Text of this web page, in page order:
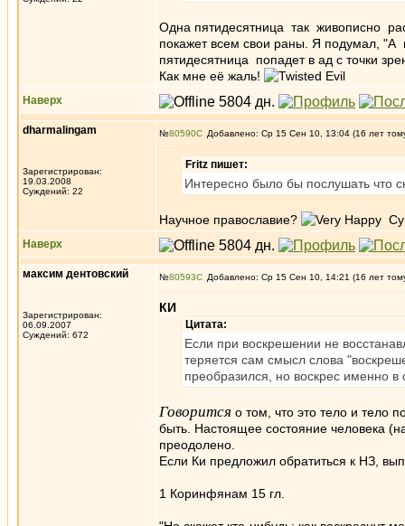
Одна пятидесятница так живописно
покажет всем свои раны. Я подумал, "А
пятидесятница попадет в ад с точки
Как мне её жаль!
Наверх
dharmalingam
Зарегистрирован:
19.03.2008
Суждений: 22
№80590 Добавлено: Ср 15 Сен 10, 13:04 (16 лет
Fritz пишет:
Интересно было бы послушать что
Научное православие?
Наверх
максим дентовский
Зарегистрирован:
06.09.2007
Суждений: 672
№80593 Добавлено: Ср 15 Сен 10, 14:21 (16 лет
КИ
Цитата:
Если при воскрешении не
теряется сам смысл слова
преобразился, но воскрес именно
Говорится о том, что это тело и тело
быть. Настоящее состояние человека
преодолено.
Если Ки предложил обратиться к НЗ,
1 Коринфянам 15 гл.